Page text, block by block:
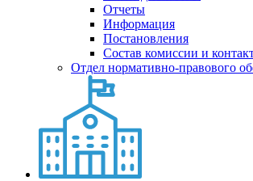
Отчеты
Информация
Постановления
Состав комиссии и
Отдел нормативно-правового